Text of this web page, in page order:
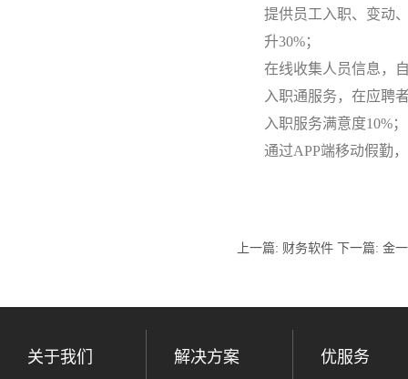
提供员工入职、变动
升30%；
在线收集人员信息，
入职通服务，在应聘
入职服务满意度10%；
通过APP端移动假勤
上一篇: 财务软件 下一篇: 金
关于我们 解决方案 优服务